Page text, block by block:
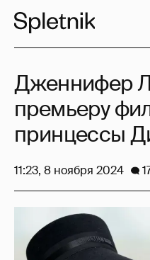
Дженнифер
премьеру
принцессы
11:23, 8 ноября 2024